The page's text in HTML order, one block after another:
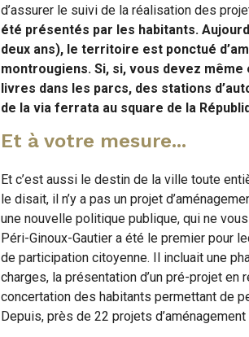
d’assurer le suivi de la réalisation des
été présentés par les habitants.
deux ans), le territoire est ponctué
montrougiens. Si, si, vous devez
livres dans les parcs, des stations
de la via ferrata au square de la
Et à votre mesure...
Et c’est aussi le destin de la ville toute
le disait, il n’y a pas un projet
une nouvelle politique publique, qui ne
Péri-Ginoux-Gautier a été le premier pour
de participation citoyenne. Il incluait une
charges, la présentation d’un pré-projet
concertation des habitants permettant de
Depuis, près de 22 projets